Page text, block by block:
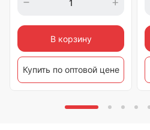
В корзину
Купить по оптовой цене